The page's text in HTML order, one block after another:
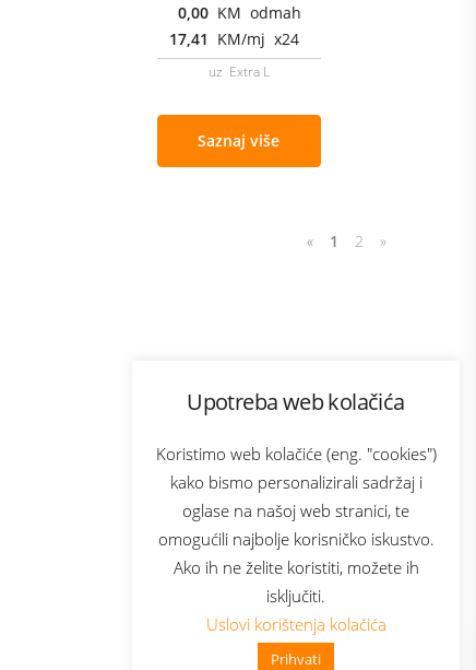
Upotreba web kolačića
Koristimo web kolačiće (eng. "cookies")
kako bismo personalizirali sadržaj i
oglase na našoj web stranici, te
omogućili najbolje korisničko iskustvo.
Ako ih ne želite koristiti, možete ih
isključiti.
Uslovi korištenja kolačića
Prihvati
👋 Zdravo, kako mogu pomoći?
0,00 KM odmah
17,41 KM/mj x24
uz Extra L
Saznaj više
« 1 2 »
Bonus plus
Prijava za newsletter